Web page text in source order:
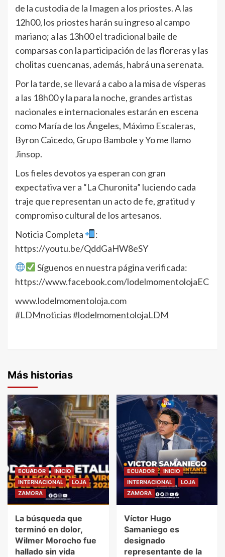
de la custodia de la Imagen a los priostes. A las
12h00, los priostes harán su ingreso al campo
mariano; a las 13h00 el tradicional baile de
comparsas con la participación de las floreras y las
cholitas cuencanas, además, habrá una serenata.
Por la tarde, se llevará a cabo a la misa de vísperas
a las 18h00 y la para la noche, grandes artistas
nacionales e internacionales estarán en escena
como María de los Ángeles, Máximo Escaleras,
Byron Caicedo, Grupo Bambole y Yo me llamo
Jinsop.
Los fieles devotos ya esperan con gran
expectativa ver a “La Churonita” luciendo cada
traje que representan un acto de fe, gratitud y
compromiso cultural de los artesanos.
Noticia Completa
:
https://youtu.be/QddGaHW8eSY
Síguenos en nuestra página verificada:
https://www.facebook.com/lodelmomentolojaEC
www.lodelmomentoloja.com
#LDMnoticias#lodelmomentolojaLDM
Más historias
ECUADOR
INICIO
INTERNACIONAL
LOJA
ZAMORA
La búsqueda que
terminó en dolor,
Wilmer Morocho fue
hallado sin vida
ECUADOR
INICIO
INTERNACIONAL
LOJA
ZAMORA
Víctor Hugo
Samaniego es
designado
representante de la